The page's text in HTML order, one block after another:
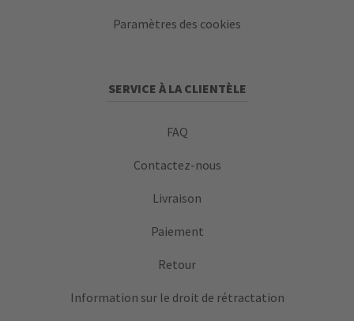
Paramètres des cookies
SERVICE À LA CLIENTÈLE
FAQ
Contactez-nous
Livraison
Paiement
Retour
Information sur le droit de rétractation